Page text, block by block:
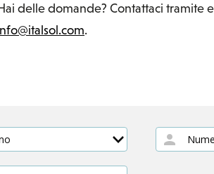
delle domande? Contattaci tramite
.